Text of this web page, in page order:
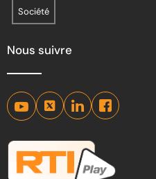
Société
Nous suivre